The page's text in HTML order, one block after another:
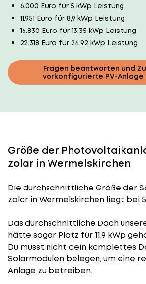
6.000 Euro für 5 kWp Leistung
11.951 Euro für 8,9 kWp Leistung
16.830 Euro für 13,35 kWp Leistung
22.318 Euro für 24,92 kWp Leistung
Fragen beantworten und
vorkonfigurierte PV-
Größe der
zolar in Wermelskirchen
Die durchschnittliche Größe der
zolar in Wermelskirchen liegt bei
Das durchschnittliche Dach
hätte sogar Platz für 11,9 kWp
Du musst nicht dein komplettes
Solarmodulen belegen, um eine
Anlage zu betreiben.